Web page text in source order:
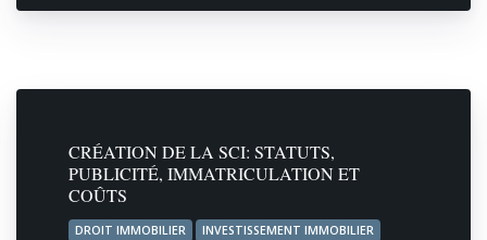
CRÉATION DE LA SCI: STATUTS,
PUBLICITÉ, IMMATRICULATION ET
COÛTS
DROIT IMMOBILIER INVESTISSEMENT IMMOBILIER